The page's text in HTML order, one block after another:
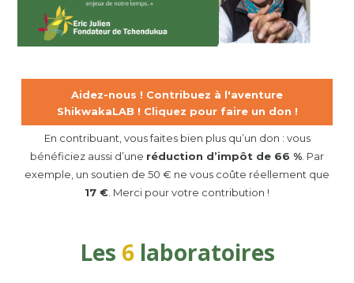
Aidez-nous ! Contribuez à l'aventure
ShikwakaLAB ! Cliquez pour faire un don !
En contribuant, vous faites bien plus qu’un don : vous
bénéficiez aussi d’une réduction d’impôt de 66 % . Par
exemple, un soutien de 50 € ne vous coûte réellement que
17 € . Merci pour votre contribution !
Les 6 laboratoires